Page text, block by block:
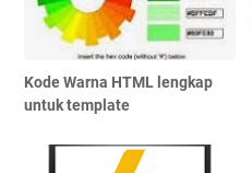
Kode Warna HTML lengkap
untuk template